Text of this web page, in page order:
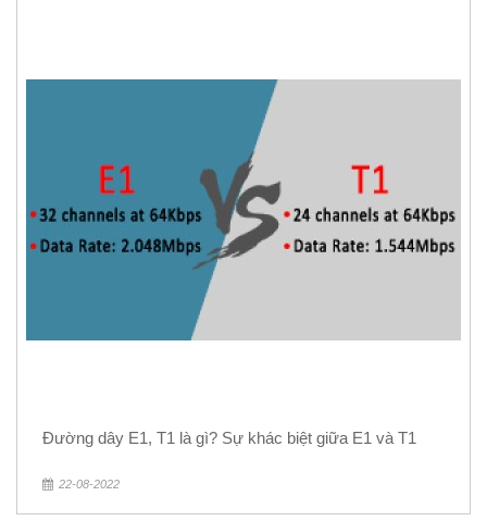
Đường dây E1, T1 là gì? Sự khác biệt giữa E1 và T1
22-08-2022